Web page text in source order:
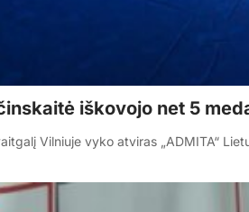
iškovojo net 5
Vilniuje vyko atviras „ADMITA“